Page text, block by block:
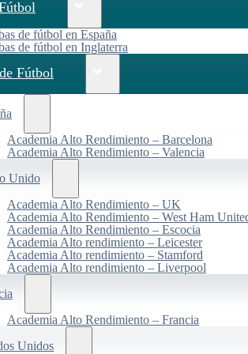
de fútbol en España
de fútbol en Inglaterra
Fútbol
Academia Alto Rendimiento – Barcelona
Academia Alto Rendimiento – Valencia
Unido
Academia Alto Rendimiento – UK
Academia Alto Rendimiento – West Ham
Academia Alto Rendimiento – Escocia
Academia Alto rendimiento – Leicester
Academia Alto rendimiento – Stamford
Academia Alto rendimiento – Liverpool
Academia Alto Rendimiento – Francia
Unidos